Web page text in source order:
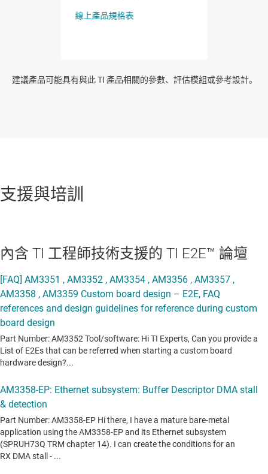
建議產品可能具有與此 TI 產品相關的參數、評估模組或參考設計。
支援與培訓
內含 TI 工程師技術支援的 TI E2E™ 論壇